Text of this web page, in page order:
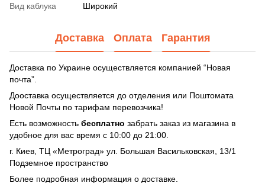
Вид каблука
Широкий
Доставка Оплата Гарантия
Доставка по Украине осуществляется компанией “Новая
почта”.
Дооставка осуществляется до отделения или Поштомата
Новой Почты по тарифам перевозчика!
Есть возможность бесплатно забрать заказ из магазина в
удобное для вас время с 10:00 до 21:00.
г. Киев, ТЦ «Метроград» ул. Большая Васильковская, 13/1
Подземное пространство
Более подробная информация о доставке.